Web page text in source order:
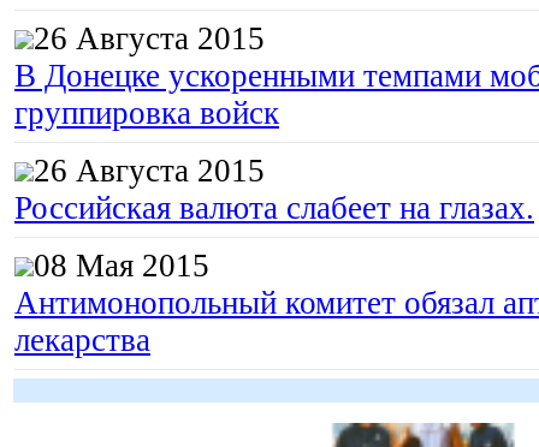
26 Августа 2015
В Донецке ускоренными темпами
группировка войск
26 Августа 2015
Российская валюта слабеет на глазах.
08 Мая 2015
Антимонопольный комитет обязал
лекарства